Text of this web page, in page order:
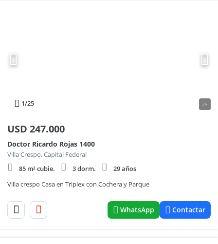
1/25 25
USD 247.000
Doctor Ricardo Rojas 1400
Villa Crespo, Capital Federal
85 m² cubie.
3 dorm.
29 años
Villa crespo Casa en Triplex con Cochera y Parque
WhatsApp Contactar